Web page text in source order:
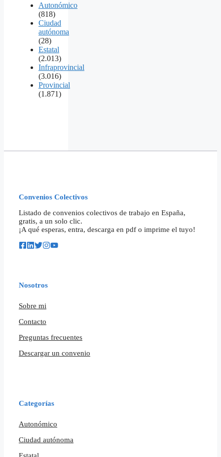
Autonómico
(818)
Ciudad
autónoma
(28)
Estatal
(2.013)
Infraprovincial
(3.016)
Provincial
(1.871)
Convenios Colectivos
Listado de convenios colectivos de trabajo en España,
gratis, a un solo clic.
¡A qué esperas, entra, descarga en pdf o imprime el tuyo!
Nosotros
Sobre mi
Contacto
Preguntas frecuentes
Descargar un convenio
Categorías
Autonómico
Ciudad autónoma